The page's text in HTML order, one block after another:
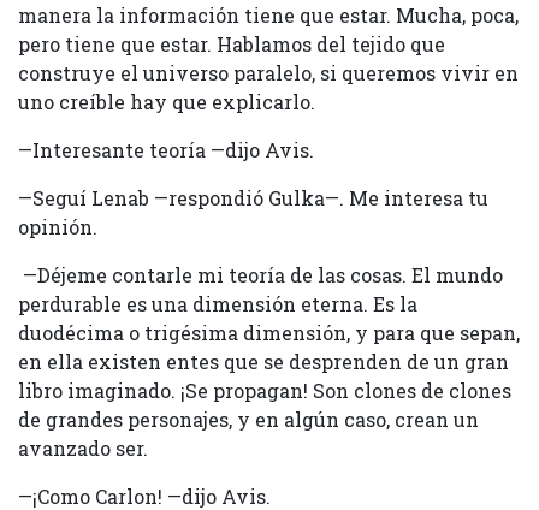
manera la información tiene que estar. Mucha, poca,
pero tiene que estar. Hablamos del tejido que
construye el universo paralelo, si queremos vivir en
uno creíble hay que explicarlo.
—Interesante teoría —dijo Avis.
—Seguí Lenab —respondió Gulka—. Me interesa tu
opinión.
—Déjeme contarle mi teoría de las cosas. El mundo
perdurable es una dimensión eterna. Es la
duodécima o trigésima dimensión, y para que sepan,
en ella existen entes que se desprenden de un gran
libro imaginado. ¡Se propagan! Son clones de clones
de grandes personajes, y en algún caso, crean un
avanzado ser.
—¡Como Carlon! —dijo Avis.